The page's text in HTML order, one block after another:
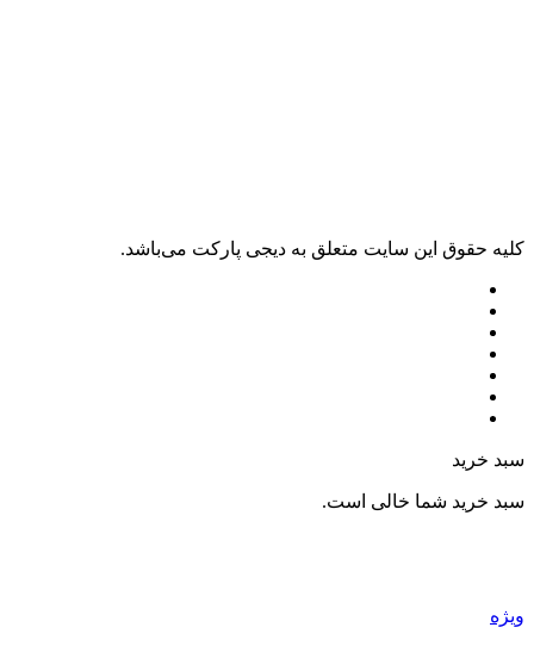
کليه حقوق اين سايت متعلق به دیجی پارکت می‌باشد.
سبد خرید
سبد خرید شما خالی است.
ویژه